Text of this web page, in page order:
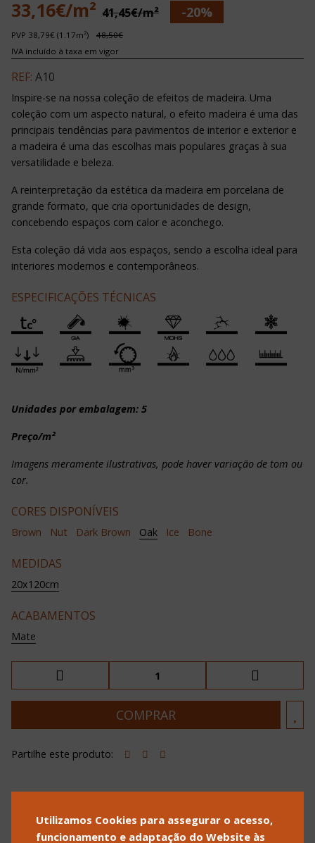
33,16€/m² 41,45€/m² -20%
PVP 38,79€ (1.17m²)
48,50€
IVA incluído à taxa em vigor
REF: A10
Inspire-se na nossa coleção de efeitos de madeira. Uma
coleção com um aspecto natural, o efeito madeira é uma das
principais tendências para pavimentos de interior e exterior e
a madeira é uma das escolhas mais populares graças à sua
versatilidade e beleza.
A reinterpretação da estética da madeira em porcelana de
grande formato, que cria oportunidades de design,
concebendo espaços com calor e aconchego.
Esta coleção dá vida aos espaços, sendo a escolha ideal para
interiores modernos e contemporâneos.
ESPECIFICAÇÕES TÉCNICAS
Unidades por embalagem: 5
Preço/m²
Imagens meramente ilustrativas, pode haver variação de tom ou
cor.
CORES DISPONÍVEIS
Brown Nut Dark Brown Oak Ice Bone
MEDIDAS
20x120cm
ACABAMENTOS
Mate
Partilhe este produto:
POLÍTICA DE PRIVACIDADE
POLÍTICA DE COOKIES
Utilizamos Cookies para assegurar o acesso,
funcionamento e adaptação do Website às